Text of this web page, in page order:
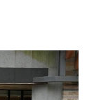
學習分享